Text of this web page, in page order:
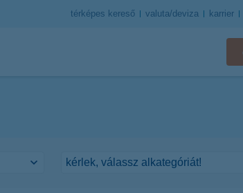
térképes kereső valuta/deviza karrier